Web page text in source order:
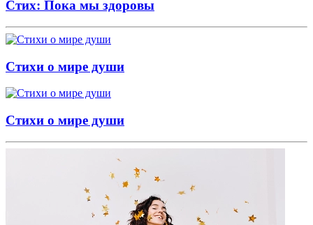
Стих: Пока мы здоровы
Стихи о мире души
Стихи о мире души